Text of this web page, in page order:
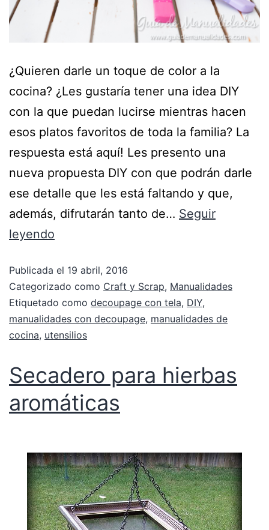
¿Quieren darle un toque de color a la
cocina? ¿Les gustaría tener una idea DIY
con la que puedan lucirse mientras hacen
esos platos favoritos de toda la familia? La
respuesta está aquí! Les presento una
nueva propuesta DIY con que podrán darle
ese detalle que les está faltando y que,
además, difrutarán tanto de… Seguir
leyendo
Publicada el 19 abril, 2016
Categorizado como Craft y Scrap, Manualidades
Etiquetado como decoupage con tela, DIY,
manualidades con decoupage, manualidades de
cocina, utensilios
Secadero para hierbas
aromáticas